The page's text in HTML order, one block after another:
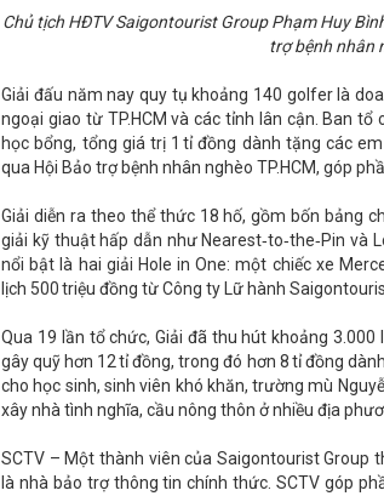
Chủ tịch HĐTV Saigontourist Group Phạm Huy
trợ bệnh nhân
Giải đấu năm nay quy tụ khoảng 140 golfer là
ngoại giao từ TP.HCM và các tỉnh lân cận. Ban
học bổng, tổng giá trị 1 tỉ đồng dành tặng các
qua Hội Bảo trợ bệnh nhân nghèo TP.HCM, góp
Giải diễn ra theo thể thức 18 hố, gồm bốn bảng
giải kỹ thuật hấp dẫn như Nearest‑to‑the‑Pin và
nổi bật là hai giải Hole in One: một chiếc xe
lịch 500 triệu đồng từ Công ty Lữ hành
Qua 19 lần tổ chức, Giải đã thu hút khoảng
gây quỹ hơn 12 tỉ đồng, trong đó hơn 8 tỉ đồng
cho học sinh, sinh viên khó khăn, trường mù
xây nhà tình nghĩa, cầu nông thôn ở nhiều địa
SCTV – Một thành viên của Saigontourist Group
là nhà bảo trợ thông tin chính thức. SCTV góp